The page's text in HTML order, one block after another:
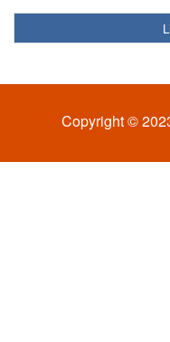
Copyright ©